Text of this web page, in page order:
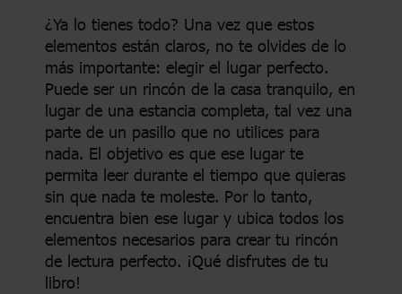
¿Ya lo tienes todo? Una vez que estos
elementos están claros, no te olvides de lo
más importante: elegir el lugar perfecto.
Puede ser un rincón de la casa tranquilo, en
lugar de una estancia completa, tal vez una
parte de un pasillo que no utilices para
nada. El objetivo es que ese lugar te
permita leer durante el tiempo que quieras
sin que nada te moleste. Por lo tanto,
encuentra bien ese lugar y ubica todos los
elementos necesarios para crear tu rincón
de lectura perfecto. ¡Qué disfrutes de tu
libro!